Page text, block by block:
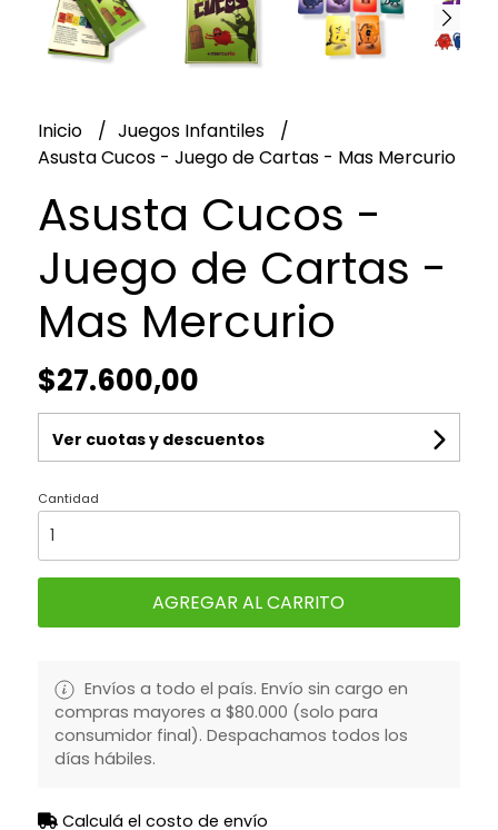
Inicio
Juegos Infantiles
Asusta Cucos - Juego de Cartas - Mas Mercurio
Asusta Cucos -
Juego de Cartas -
Mas Mercurio
$27.600,00
Ver cuotas y descuentos
Cantidad
AGREGAR AL CARRITO
Envíos a todo el país. Envío sin cargo en
compras mayores a $80.000 (solo para
consumidor final). Despachamos todos los
días hábiles.
Calculá el costo de envío